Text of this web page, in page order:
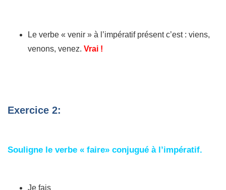
Le verbe « venir » à l’impératif présent c’est : viens,
venons, venez. Vrai !
Exercice 2:
Souligne le verbe « faire» conjugué à l’impératif.
Je fais